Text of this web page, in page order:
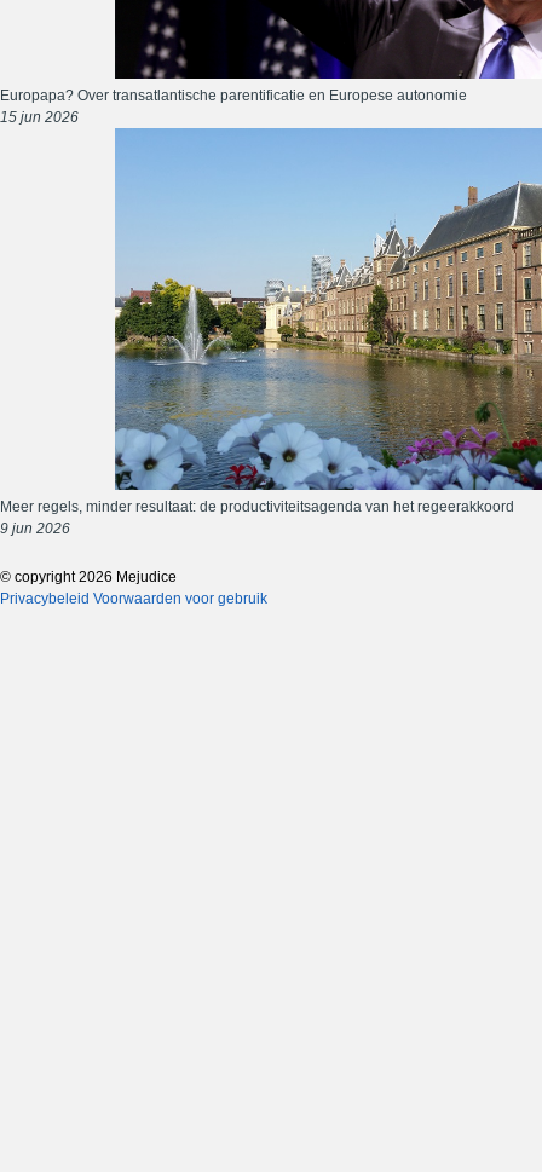
Europapa? Over transatlantische parentificatie en Europese autonomie
15 jun 2026
Meer regels, minder resultaat: de productiviteitsagenda van het regeerakkoord
9 jun 2026
© copyright 2026 Mejudice
Privacybeleid Voorwaarden voor gebruik